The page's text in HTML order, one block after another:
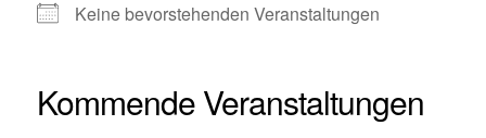
Keine bevorstehenden Veranstaltungen
Kommende Veranstaltungen